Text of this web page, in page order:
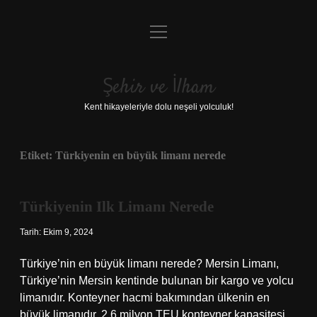
Anasayfa
Yasal Uyarı
menüyü
Şehir ve İlham
Kent hikayeleriyle dolu neşeli yolculuk!
Etiket: Türkiyenin en büyük limanı nerede
Türkiyenin Ilk Limanı Nerede
Tarih: Ekim 9, 2024
Türkiye’nin en büyük limanı nerede? Mersin Limanı,
Türkiye’nin Mersin kentinde bulunan bir kargo ve yolcu
limanıdır. Konteyner hacmi bakımından ülkenin en
büyük limanıdır. 2,6 milyon TEU konteyner kapasitesi